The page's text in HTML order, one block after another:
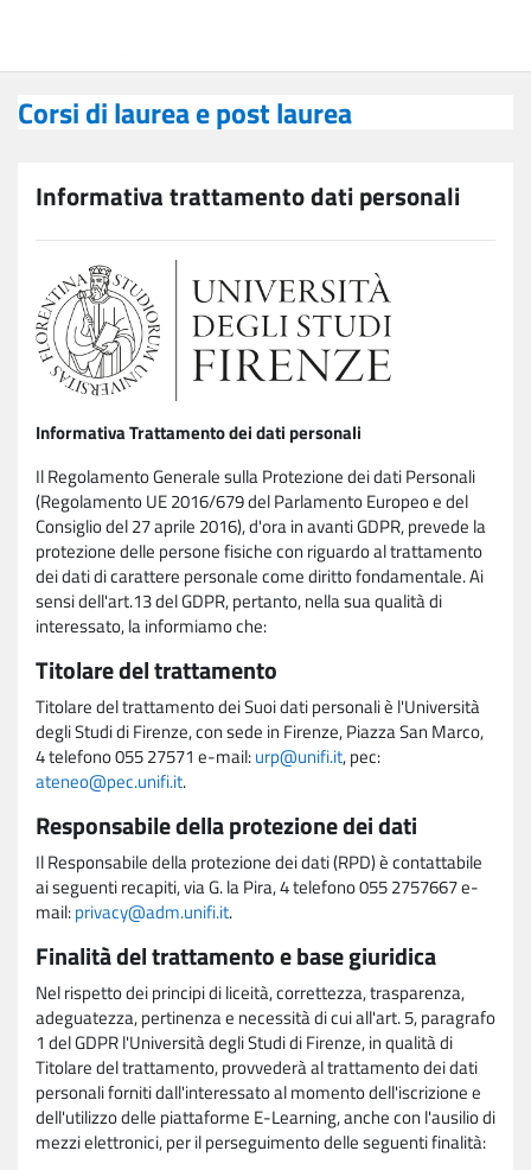
Corsi di laurea e post laurea
Informativa trattamento dati personali
Informativa Trattamento dei dati personali
Il Regolamento Generale sulla Protezione dei dati Personali
(Regolamento UE 2016/679 del Parlamento Europeo e del
Consiglio del 27 aprile 2016), d'ora in avanti GDPR, prevede la
protezione delle persone fisiche con riguardo al trattamento
dei dati di carattere personale come diritto fondamentale. Ai
sensi dell'art.13 del GDPR, pertanto, nella sua qualità di
interessato, la informiamo che:
Titolare del trattamento
Titolare del trattamento dei Suoi dati personali è l'Università
degli Studi di Firenze, con sede in Firenze, Piazza San Marco,
4 telefono 055 27571 e-mail:urp@unifi.it, pec:
ateneo@pec.unifi.it.
Responsabile della protezione dei dati
Il Responsabile della protezione dei dati (RPD) è contattabile
ai seguenti recapiti, via G. la Pira, 4 telefono 055 2757667 e-
mail:privacy@adm.unifi.it.
Finalità del trattamento e base giuridica
Nel rispetto dei principi di liceità, correttezza, trasparenza,
adeguatezza, pertinenza e necessità di cui all'art. 5, paragrafo
1 del GDPR l'Università degli Studi di Firenze, in qualità di
Titolare del trattamento, provvederà al trattamento dei dati
personali forniti dall'interessato al momento dell'iscrizione e
dell'utilizzo delle piattaforme E-Learning, anche con l'ausilio di
mezzi elettronici, per il perseguimento delle seguenti finalità: